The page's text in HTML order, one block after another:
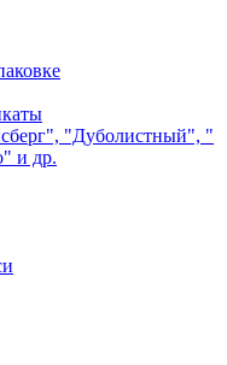
"Дуболистный", "
и др.